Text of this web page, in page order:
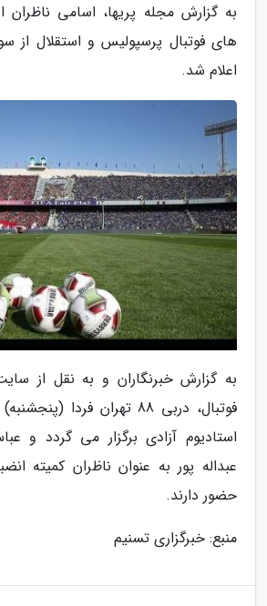
به گزارش مجله پریها، اسامی ناظران
های فوتبال پرسپولیس و استقلال از
اعلام شد.
به گزارش خبرنگاران و به نقل از
استادیوم آزادی برگزار می گردد و
عبداله پور به عنوان ناظران کمیته
حضور دارند.
منبع: خبرگزاری تسنیم